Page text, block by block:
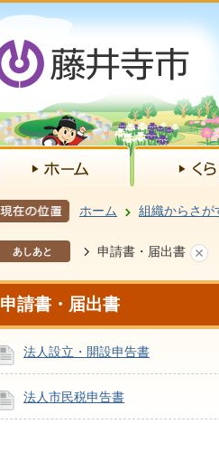
ホーム 組織からさが
あしあと 申請書・届出書
申請書・届出書
法人設立・開設申告書
法人市民税申告書